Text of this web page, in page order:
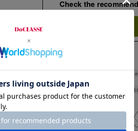
Check the